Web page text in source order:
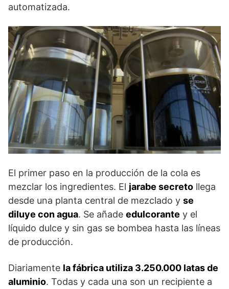
automatizada.
El primer paso en la producción de la cola es
mezclar los ingredientes. El jarabe secreto llega
desde una planta central de mezclado y se
diluye con agua. Se añade edulcorante y el
líquido dulce y sin gas se bombea hasta las líneas
de producción.
Diariamente la fábrica utiliza 3.250.000 latas de
aluminio. Todas y cada una son un recipiente a